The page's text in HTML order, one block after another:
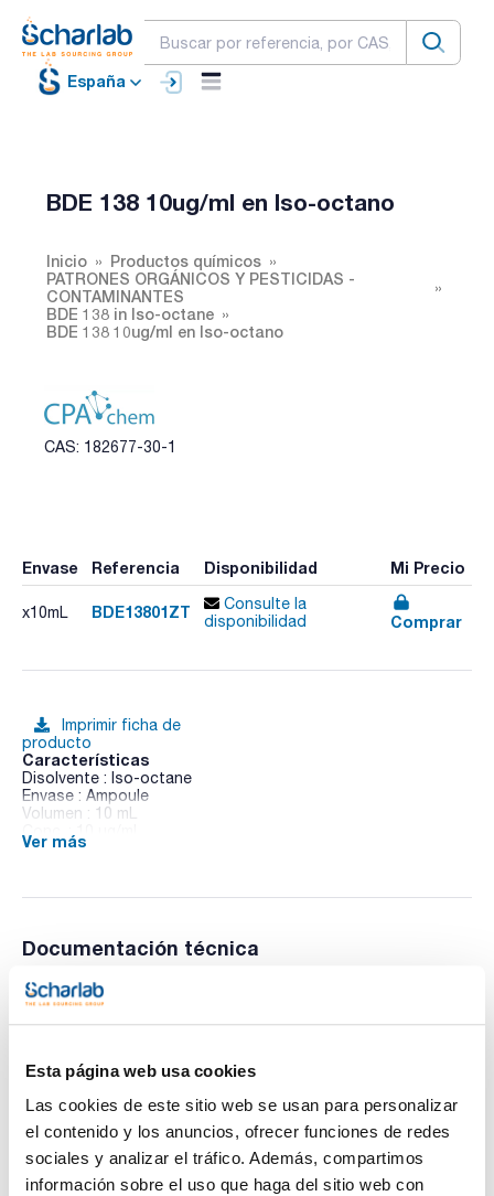
Esta página web usa cookies
Las cookies de este sitio web se usan para personalizar
el contenido y los anuncios, ofrecer funciones de redes
sociales y analizar el tráfico. Además, compartimos
información sobre el uso que haga del sitio web con
España
BDE 138 10ug/ml en Iso-octano
Inicio
Productos químicos
PATRONES ORGÁNICOS Y PESTICIDAS -
CONTAMINANTES
BDE 138 in Iso-octane
BDE 138 10ug/ml en Iso-octano
CAS: 182677-30-1
Envase Referencia Disponibilidad Mi Precio
x10mL BDE13801ZT
Consulte la
disponibilidad
Comprar
Imprimir ficha de
producto
Características
Disolvente : Iso-octane
Envase : Ampoule
Volumen : 10 mL
CAS : [182677-30-1]
Ver más
Documentación técnica
TDS / Ficha técnica
Regístrate para
Regístrate para
SDS/ Hoja de seguridad
Regístrate para
descargas
Los productos marcados con esta imagen son